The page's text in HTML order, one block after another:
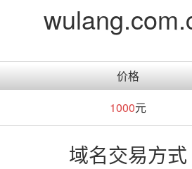
价格
1000元
域名交易方式